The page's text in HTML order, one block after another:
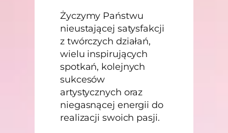
Życzymy Państwu
nieustającej satysfakcji
z twórczych działań,
wielu inspirujących
spotkań, kolejnych
sukcesów
artystycznych oraz
niegasnącej energii do
realizacji swoich pasji.